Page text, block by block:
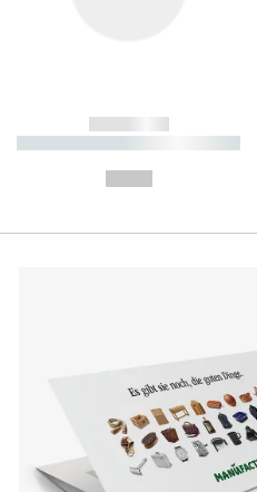
------------
----------- ----------- ----------